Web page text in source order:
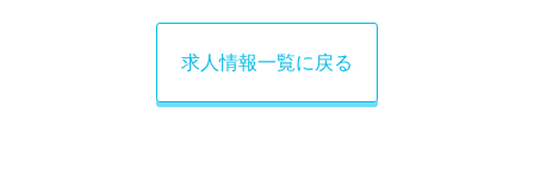
求人情報一覧に戻る